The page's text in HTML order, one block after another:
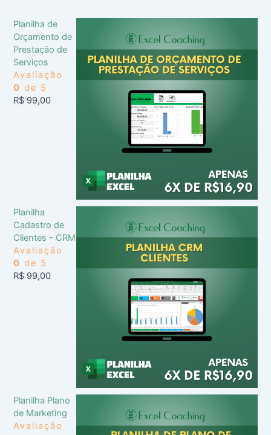
Planilha de
Orçamento de
Prestação de
Serviços
Avaliação
0 de 5
R$ 99,00
Planilha
Cadastro de
Clientes - CRM
Avaliação
0 de 5
R$ 99,00
Planilha Plano
de Marketing
Avaliação